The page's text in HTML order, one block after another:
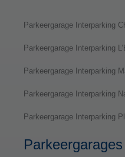
Parkeergarage Interparking
Parkeergarage Interparking
Parkeergarage Interparking
Parkeergarage Interparking
Parkeergarage Interparking